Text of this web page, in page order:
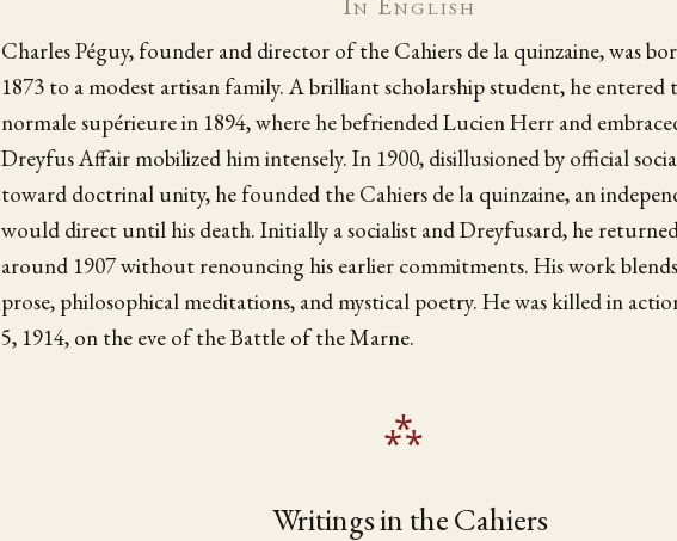
Charles Péguy, founder and director of the Cahiers de la quinzaine, was
1873 to a modest artisan family. A brilliant scholarship student, he entered
normale supérieure in 1894, where he befriended Lucien Herr and
Dreyfus Affair mobilized him intensely. In 1900, disillusioned by official
toward doctrinal unity, he founded the Cahiers de la quinzaine, an
would direct until his death. Initially a socialist and Dreyfusard, he
around 1907 without renouncing his earlier commitments. His work
prose, philosophical meditations, and mystical poetry. He was killed in
5, 1914, on the eve of the Battle of the Marne.
Writings in the Cahiers